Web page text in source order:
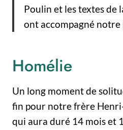
Poulin et les textes de
ont accompagné
Homélie
Un long moment de
fin pour notre frère
qui aura duré 14 mois et